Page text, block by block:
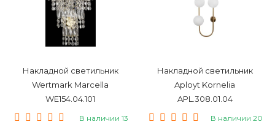
Накладной светильник
Wertmark Marcella
WE154.04.101
В наличии 13
Накладной светильник
Aployt Kornelia
APL.308.01.04
В наличии 20